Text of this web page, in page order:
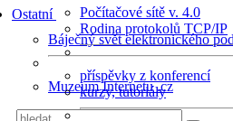
Ostatní
Báječný svět elektronického
Muzeum Internetu .cz
Počítačové sítě v. 4.0
Rodina protokolů TCP/IP
příspěvky z konferencí
kurzy, tutoriály